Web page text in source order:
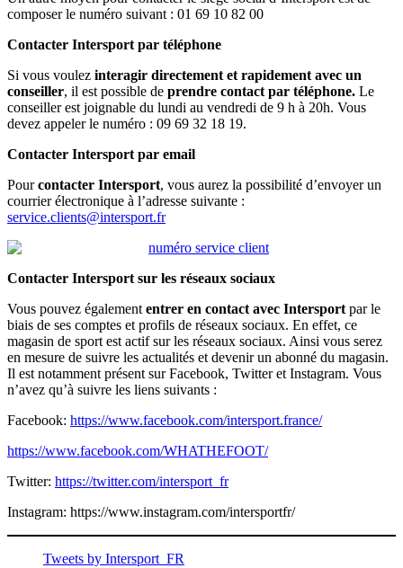
composer le numéro suivant : 01 69 10 82 00
Contacter Intersport par téléphone
Si vous voulez interagir directement et rapidement avec un
conseiller, il est possible de prendre contact par téléphone. Le
conseiller est joignable du lundi au vendredi de 9 h à 20h. Vous
devez appeler le numéro : 09 69 32 18 19.
Contacter Intersport par email
Pourcontacter Intersport, vous aurez la possibilité d’envoyer un
courrier électronique à l’adresse suivante :
service.clients@intersport.fr
Contacter Intersport sur les réseaux sociaux
Vous pouvez également entrer en contact avec Intersport par le
biais de ses comptes et profils de réseaux sociaux. En effet, ce
magasin de sport est actif sur les réseaux sociaux. Ainsi vous serez
en mesure de suivre les actualités et devenir un abonné du magasin.
Il est notamment présent sur Facebook, Twitter et Instagram. Vous
n’avez qu’à suivre les liens suivants :
Facebook: https://www.facebook.com/intersport.france/
https://www.facebook.com/WHATHEFOOT/
Twitter: https://twitter.com/intersport_fr
Instagram: https://www.instagram.com/intersportfr/
Tweets by Intersport_FR